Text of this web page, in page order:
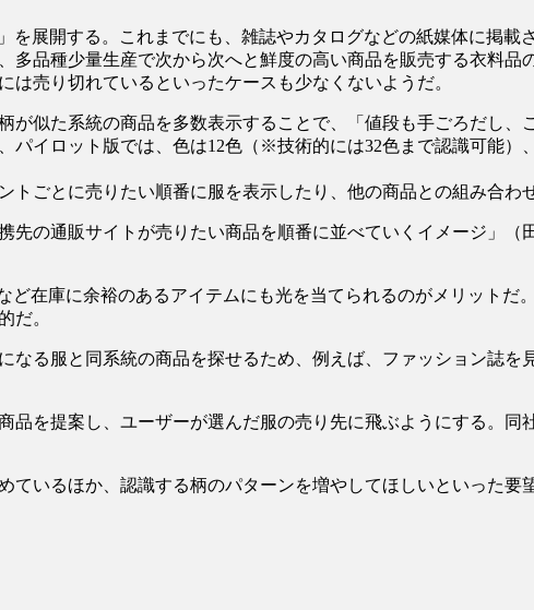
展開する。これまでにも、雑誌やカタログなどの紙媒体に掲載
品種少量生産で次から次へと鮮度の高い商品を販売する衣料品
売り切れているといったケースも少なくないようだ。
似た系統の商品を多数表示することで、「値段も手ごろだし、
イロット版では、色は12色（※技術的には32色まで認識可能）
ごとに売りたい順番に服を表示したり、他の商品との組み合わ
の通販サイトが売りたい商品を順番に並べていくイメージ」（
在庫に余裕のあるアイテムにも光を当てられるのがメリットだ
だ。
る服と同系統の商品を探せるため、例えば、ファッション誌
を提案し、ユーザーが選んだ服の売り先に飛ぶようにする。同
いるほか、認識する柄のパターンを増やしてほしいといった